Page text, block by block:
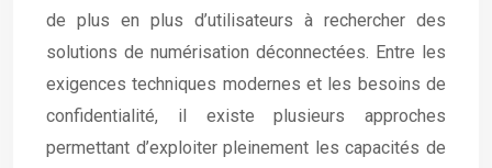
de plus en plus d’utilisateurs à rechercher des
solutions de numérisation déconnectées. Entre les
exigences techniques modernes et les besoins de
confidentialité, il existe plusieurs approches
permettant d’exploiter pleinement les capacités de